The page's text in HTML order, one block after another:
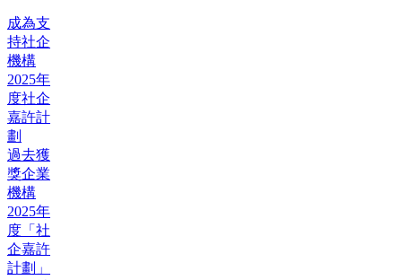
成為支
持社企
機構
2025年
度社企
嘉許計
劃
過去獲
獎企業
機構
2025年
度「社
企嘉許
計劃」